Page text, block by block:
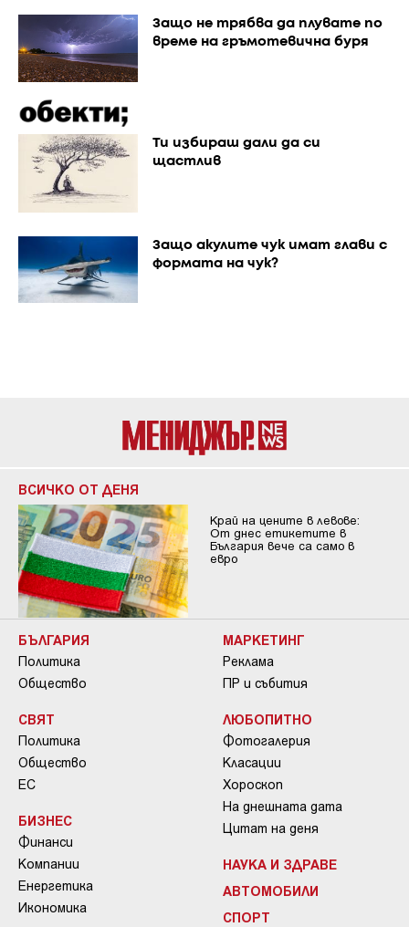
Защо не трябва да плувате по
време на гръмотевична буря
Ти избираш дали да си
щастлив
Защо акулите чук имат глави с
формата на чук?
ВСИЧКО ОТ ДЕНЯ
Край на цените в левове:
От днес етикетите в
България вече са само в
евро
БЪЛГАРИЯ
Политика
Общество
СВЯТ
Политика
Общество
ЕС
БИЗНЕС
Финанси
Компании
Енергетика
Икономика
МАРКЕТИНГ
Реклама
ПР и събития
ЛЮБОПИТНО
Фотогалерия
Класации
Хороскоп
На днешната дата
Цитат на деня
НАУКА И ЗДРАВЕ
АВТОМОБИЛИ
СПОРТ